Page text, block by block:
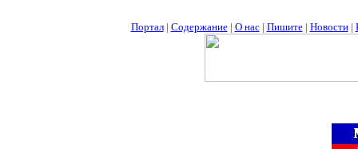
Портал| Содержание| О нас| Пишите| Новости|